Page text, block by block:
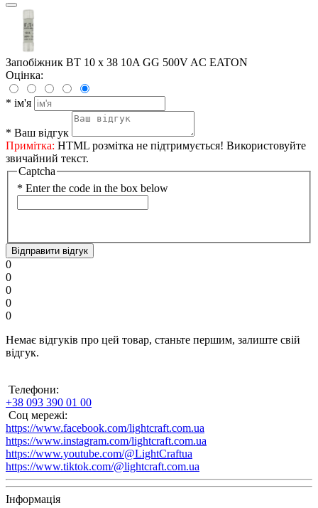
Запобіжник BT 10 x 38 10A GG 500V AC EATON
Оцінка:
* ім'я
* Ваш відгук
Примітка: HTML розмітка не підтримується! Використовуйте
звичайний текст.
Captcha
* Enter the code in the box below
Відправити відгук
0
0
0
0
0
Немає відгуків про цей товар, станьте першим, залиште свій
відгук.
Телефони:
+38 093 390 01 00
Соц мережі:
https://www.facebook.com/lightcraft.com.ua
https://www.instagram.com/lightcraft.com.ua
https://www.youtube.com/@LightCraftua
https://www.tiktok.com/@lightcraft.com.ua
Інформація